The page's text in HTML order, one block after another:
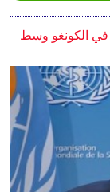
في الكونغو وسط